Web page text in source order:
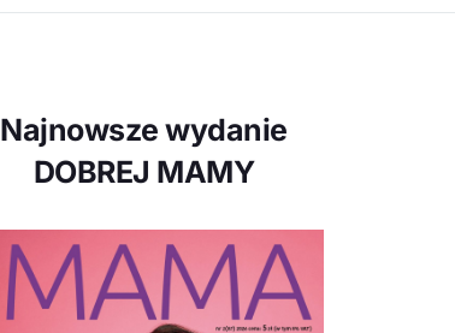
Najnowsze wydanie
DOBREJ MAMY